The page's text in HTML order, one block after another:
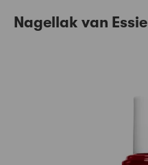
Nagellak van Essie